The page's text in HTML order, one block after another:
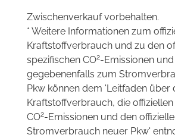
Zwischenverkauf vorbehalten.
* Weitere Informationen zum
Kraftstoffverbrauch und zu den
spezifischen CO2-Emissionen und
gegebenenfalls zum
Pkw können dem 'Leitfaden über
Kraftstoffverbrauch, die
CO2-Emissionen und den
Stromverbrauch neuer Pkw'